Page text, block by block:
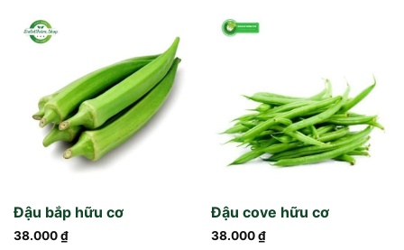
Đậu bắp hữu cơ
38.000₫
Đậu cove hữu cơ
38.000₫